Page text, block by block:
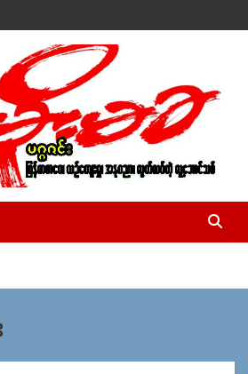
News &
ပ္၊ လမ္း ၄၀၊ ေက်ာက္တံတား၊ ရန္ကုန္။
၊ ၀၉ ၄၂၁ ၇၄၃ ၇၅၃ ၊ ၀၉ ၅၀၄ ၁၀ ၅၈) ျ
၇ ၃၀၅ / ၀၉ ၉၆၃၆၉၉၈၃၄